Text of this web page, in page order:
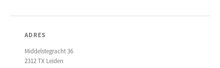
ADRES
Middelstegracht 36
2312 TX Leiden